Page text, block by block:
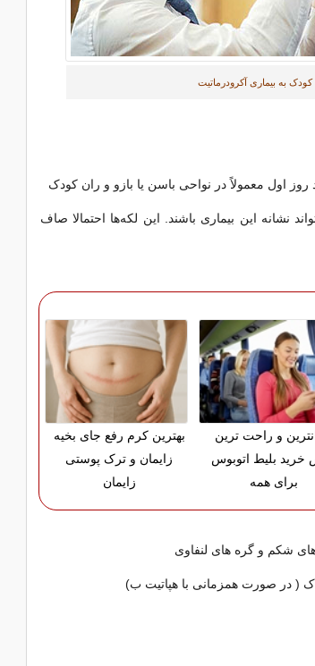
کودک به بیماری آکرودرماتیت
اول معمولاً در نواحی باسن یا بازو و ران کودک
نشانه این بیماری باشند. این لکه‌ها احتمالا صاف
و راحت ترین
خرید بلیط اتوبوس
برای همه
بهترین کرم رفع جای بخیه
زایمان و ترک پوستی
زایمان
شکم و گره های لنفاوی
( در صورت همزمانی با هپاتیت ب)